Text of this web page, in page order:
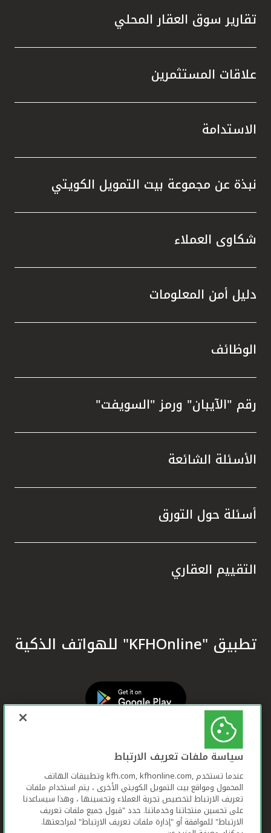
تقارير سوق العقار المحلي
علاقات المستثمرين
الاستدامة
نبذة عن مجموعة بيت التمويل الكويتي
شكاوى العملاء
دليل أمن المعلومات
الوظائف
رقم "الآيبان" ورمز "السويفت"
الأسئلة الشائعة
أسئلة حول التورق
التقييم العقاري
تطبيق "KFHOnline" للهواتف الذكية
سياسة ملفات تعريف الارتباط
عندما تستخدم ,kfh.com, kfhonline.com وتطبيقات الهاتف
المحمول ومواقع بيت التمويل الكويتي الأخرى ، يتم استخدام ملفات
تعريف الارتباط لتخصيص تجربة العملاء وتحسينها ، وهذا سيساعدنا
على تحسين منتجاتنا وخدماتنا. حدد "قبول جميع ملفات تعريف
الارتباط" للموافقة أو "إدارة ملفات تعريف الارتباط" لمراجعتها.